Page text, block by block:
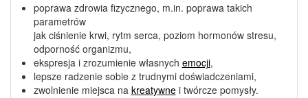
poprawa zdrowia fizycznego, m.in. poprawa takich
parametrów
jak ciśnienie krwi, rytm serca, poziom hormonów stresu,
odporność organizmu,
ekspresja i zrozumienie własnych emocji,
lepsze radzenie sobie z trudnymi doświadczeniami,
zwolnienie miejsca na kreatywnei twórcze pomysły.